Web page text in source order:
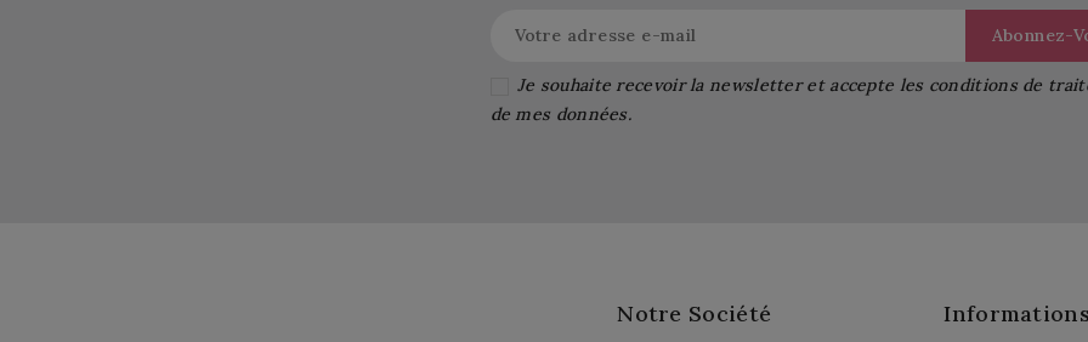
Je souhaite recevoir la newsletter et accepte les conditions de
de mes données.
Informations
Notre Société